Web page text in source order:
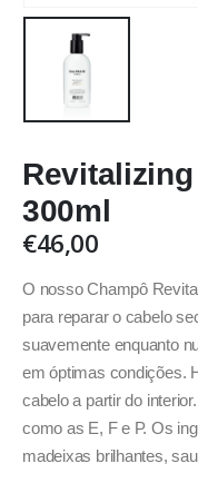
300ml
€46,00
O nosso Champô
para reparar o cabelo
suavemente enquanto
em óptimas condições.
cabelo a partir do
como as E, F e P. Os
madeixas brilhantes,